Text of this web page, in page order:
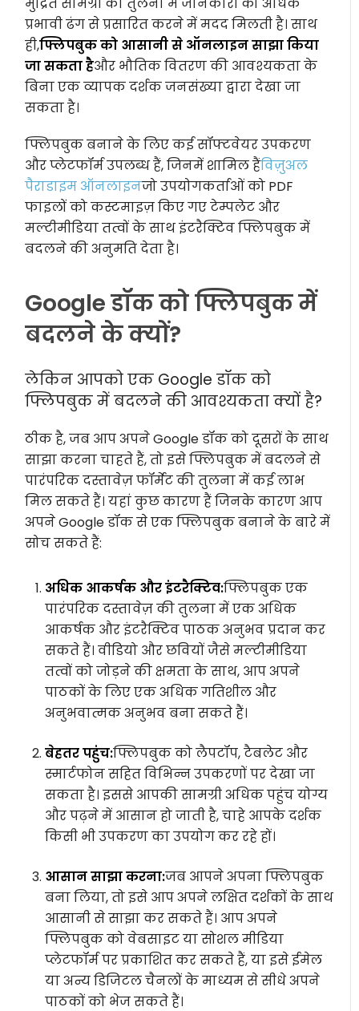
मुद्रित सामग्री की तुलना में जानकारी को अधिक
प्रभावी ढंग से प्रसारित करने में मदद मिलती है। साथ
ही,फ्लिपबुक को आसानी से ऑनलाइन साझा किया
जा सकता हैऔर भौतिक वितरण की आवश्यकता के
बिना एक व्यापक दर्शक जनसंख्या द्वारा देखा जा
सकता है।
फ्लिपबुक बनाने के लिए कई सॉफ्टवेयर उपकरण
और प्लेटफॉर्म उपलब्ध हैं, जिनमें शामिल हैंविज़ुअल
पैराडाइम ऑनलाइनजो उपयोगकर्ताओं को PDF
फाइलों को कस्टमाइज़ किए गए टेम्पलेट और
मल्टीमीडिया तत्वों के साथ इंटरैक्टिव फ्लिपबुक में
बदलने की अनुमति देता है।
Google डॉक को फ्लिपबुक में
बदलने के क्यों?
लेकिन आपको एक Google डॉक को
फ्लिपबुक में बदलने की आवश्यकता क्यों है?
ठीक है, जब आप अपने Google डॉक को दूसरों के साथ
साझा करना चाहते हैं, तो इसे फ्लिपबुक में बदलने से
पारंपरिक दस्तावेज़ फॉर्मेट की तुलना में कई लाभ
मिल सकते हैं। यहां कुछ कारण हैं जिनके कारण आप
अपने Google डॉक से एक फ्लिपबुक बनाने के बारे में
सोच सकते हैं:
अधिक आकर्षक और इंटरैक्टिव:फ्लिपबुक एक
पारंपरिक दस्तावेज़ की तुलना में एक अधिक
आकर्षक और इंटरैक्टिव पाठक अनुभव प्रदान कर
सकते हैं। वीडियो और छवियों जैसे मल्टीमीडिया
तत्वों को जोड़ने की क्षमता के साथ, आप अपने
पाठकों के लिए एक अधिक गतिशील और
अनुभवात्मक अनुभव बना सकते हैं।
बेहतर पहुंच:फ्लिपबुक को लैपटॉप, टैबलेट और
स्मार्टफोन सहित विभिन्न उपकरणों पर देखा जा
सकता है। इससे आपकी सामग्री अधिक पहुंच योग्य
और पढ़ने में आसान हो जाती है, चाहे आपके दर्शक
किसी भी उपकरण का उपयोग कर रहे हों।
आसान साझा करना:जब आपने अपना फ्लिपबुक
बना लिया, तो इसे आप अपने लक्षित दर्शकों के साथ
आसानी से साझा कर सकते हैं। आप अपने
फ्लिपबुक को वेबसाइट या सोशल मीडिया
प्लेटफॉर्म पर प्रकाशित कर सकते हैं, या इसे ईमेल
या अन्य डिजिटल चैनलों के माध्यम से सीधे अपने
पाठकों को भेज सकते हैं।